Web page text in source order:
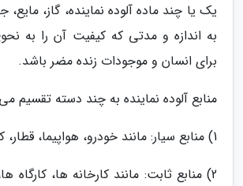
یک یا چند ماده آلوده نماینده، گاز، مایع،
به اندازه و مدتی که کیفیت آن را به
برای انسان و موجودات زنده مضر باشد.
منابع آلوده نماینده به چند دسته تقسیم
1) منابع سیار: مانند خودرو، هواپیما، قطار، کشتی
2) منابع ثابت: مانند کارخانه ها، کارگاه